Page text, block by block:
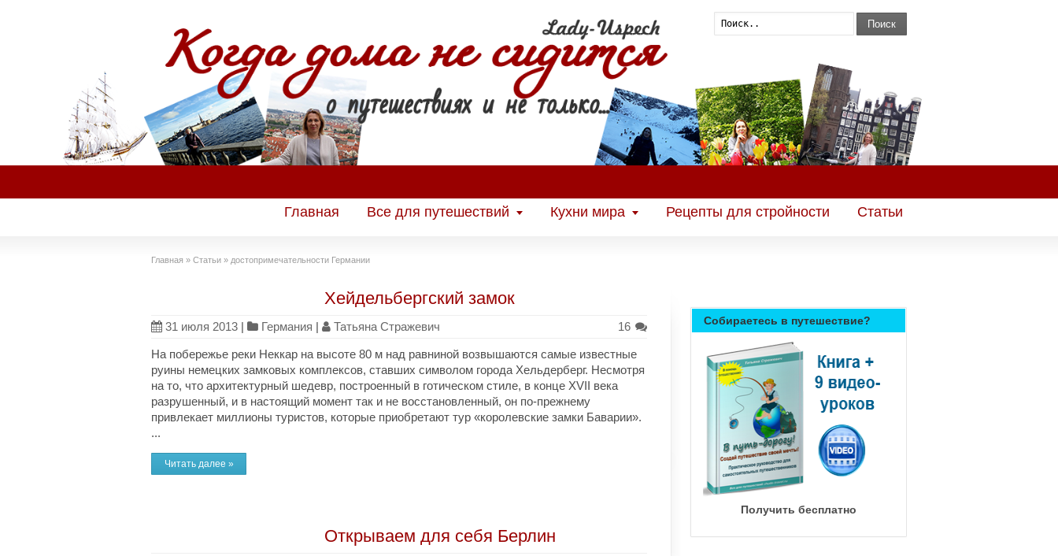
Поиск
Главная Все для путешествий Кухни мира Рецепты для стройности Статьи
Главная » Статьи » достопримечательности Германии
Хейдельбергский замок
31 июля 2013 | Германия | Татьяна Стражевич 16
На побережье реки Неккар на высоте 80 м над равниной возвышаются самые известные
руины немецких замковых комплексов, ставших символом города Хельдерберг. Несмотря
на то, что архитектурный шедевр, построенный в готическом стиле, в конце XVII века
разрушенный, и в настоящий момент так и не восстановленный, он по-прежнему
привлекает миллионы туристов, которые приобретают тур «королевские замки Баварии».
...
Читать далее »
Открываем для себя Берлин
Собираетесь в путешествие?
Получить бесплатно